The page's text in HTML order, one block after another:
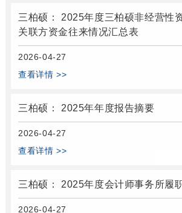
三柏硕： 2025年度三柏硕非经营性
关联方资金往来情况汇总表
2026-04-27
查看详情 >>
三柏硕： 2025年年度报告摘要
2026-04-27
查看详情 >>
三柏硕： 2025年度会计师事务所履
2026-04-27